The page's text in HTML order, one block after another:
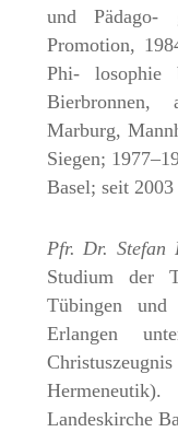
und
Promotion,
Phi- losophie
Marburg,
Siegen;
Basel; seit
Pfr. Dr. Stefan
Studium der
Tübingen
Erlangen
Landeskirche